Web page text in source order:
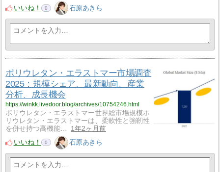
いいね！ 0 石原あきら
ポリウレタン・エラストマー市場調査
2025：規模シェア、最新動向、産業
分析、成長機会
https://winkk.livedoor.blog/archives/10754246.html
ポリウレタン・エラストマー世界総市場規模ポ
リウレタン・エラストマーは、柔軟性と強靭性
を併せ持つ高機能…
1年2ヶ月前
いいね！
0 石原あきら